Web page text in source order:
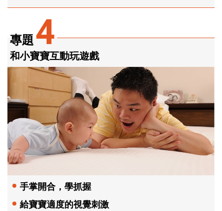
專題4
和小寶寶互動玩遊戲
手掌開合，學抓握
給寶寶適度的視覺刺激